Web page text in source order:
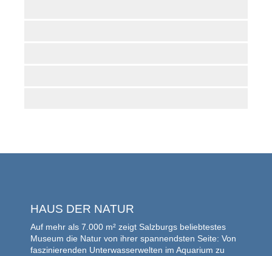
HAUS DER NATUR
Auf mehr als 7.000 m² zeigt Salzburgs beliebtestes
Museum die Natur von ihrer spannendsten Seite: Von
faszinierenden Unterwasserwelten im Aquarium zu